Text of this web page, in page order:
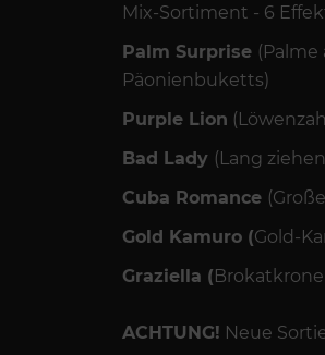
Mix-Sortiment - 6
Palm Surprise
Päonienbuketts)
Purple Lion
Bad Lady (Lang
Cuba Romance
Gold Kamuro (Gold-
Graziella (
ACHTUNG! Neue